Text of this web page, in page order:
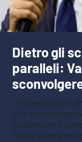
Dietro gli
paralleli:
L’impressione è
viva
trasformare il
fatica a scegliere